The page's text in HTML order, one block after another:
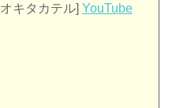
キタカテル]YouTube